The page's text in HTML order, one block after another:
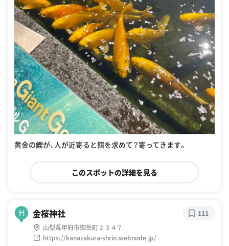
黄金の鯉が、人が近寄ると餌を求めて？寄ってきます。
このスポットの詳細を見る
H 金桜神社
山梨県甲府市御岳町２３４７
https://kanazakura-shrin.webnode.jp/
111